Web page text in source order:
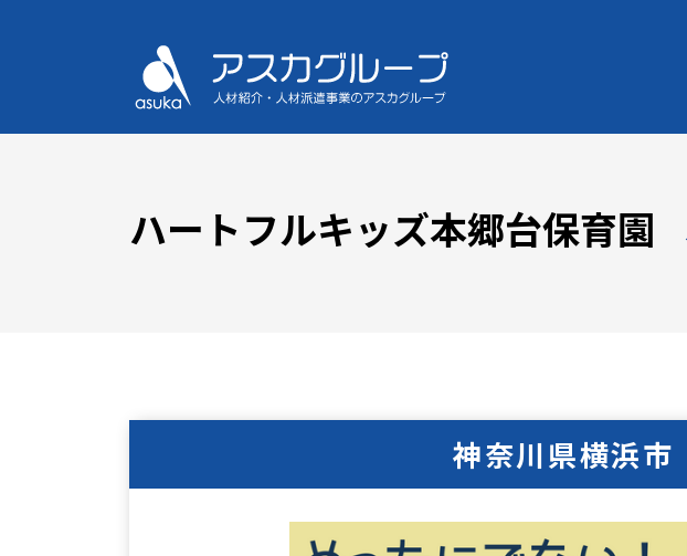
ハートフルキッズ本郷台保育園
神奈川県横浜市